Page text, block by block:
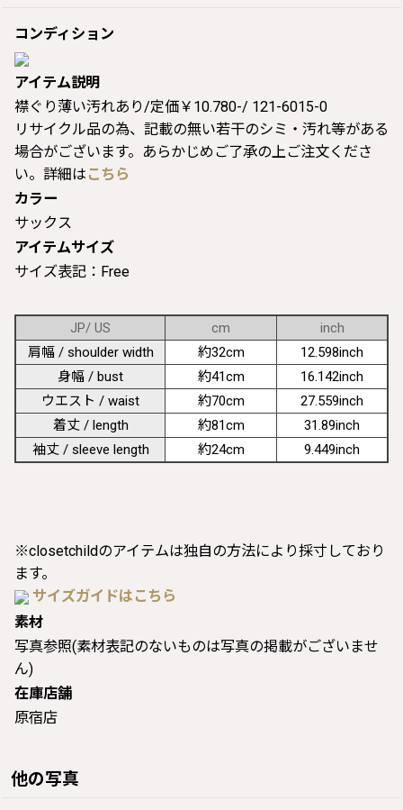
コンディション
アイテム説明
襟ぐり薄い汚れあり/定価￥10.780-/ 121-6015-0
リサイクル品の為、記載の無い若干のシミ・汚れ等がある
場合がございます。あらかじめご了承の上ご注文くださ
い。詳細は こちら
カラー
サックス
アイテムサイズ
サイズ表記：Free
JP/ US cm
inch
肩幅 / shoulder width
約32cm
12.598inch
身幅 / bust
約41cm
16.142inch
ウエスト / waist
約70cm
27.559inch
着丈 / length
約81cm
31.89inch
袖丈 / sleeve length
約24cm 9.449inch
※closetchildのアイテムは独自の方法により採寸しており
ます。
サイズガイドはこちら
素材
写真参照(素材表記のないものは写真の掲載がございませ
ん)
在庫店舗
原宿店
他の写真